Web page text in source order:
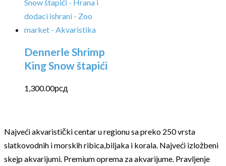
Dennerle Shrimp
King Snow štapići
1,300.00рсд
Najveći akvaristički centar u regionu sa preko 250 vrsta
slatkovodnih i morskih ribica,biljaka i korala. Najveći izložbeni
skejp akvarijumi. Premium oprema za akvarijume. Pravljenje